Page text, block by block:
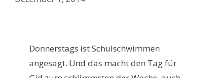
Donnerstags ist Schulschwimmen
angesagt. Und das macht den Tag für